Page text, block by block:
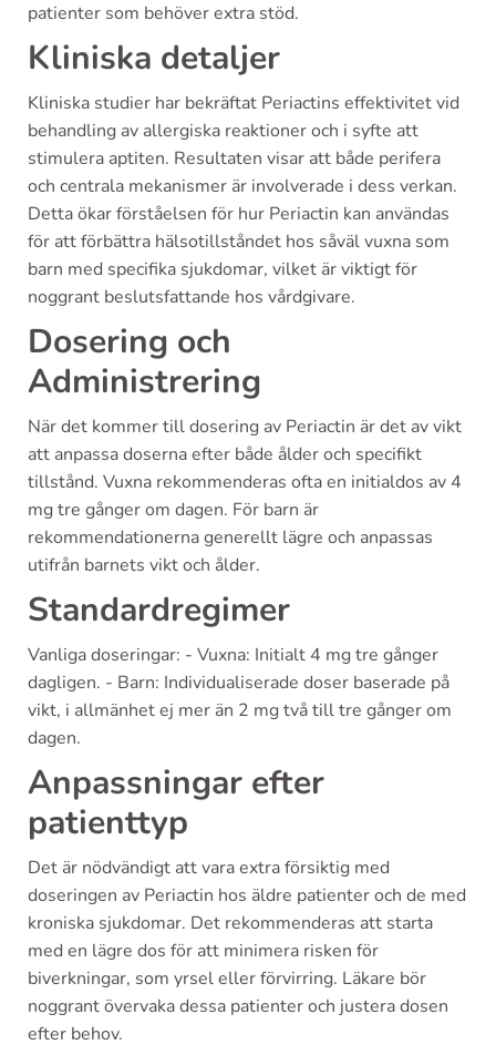
patienter som behöver extra stöd.
Kliniska detaljer
Kliniska studier har bekräftat Periactins effektivitet vid
behandling av allergiska reaktioner och i syfte att
stimulera aptiten. Resultaten visar att både perifera
och centrala mekanismer är involverade i dess verkan.
Detta ökar förståelsen för hur Periactin kan användas
för att förbättra hälsotillståndet hos såväl vuxna som
barn med specifika sjukdomar, vilket är viktigt för
noggrant beslutsfattande hos vårdgivare.
Dosering och
Administrering
När det kommer till dosering av Periactin är det av vikt
att anpassa doserna efter både ålder och specifikt
tillstånd. Vuxna rekommenderas ofta en initialdos av 4
mg tre gånger om dagen. För barn är
rekommendationerna generellt lägre och anpassas
utifrån barnets vikt och ålder.
Standardregimer
Vanliga doseringar: - Vuxna: Initialt 4 mg tre gånger
dagligen. - Barn: Individualiserade doser baserade på
vikt, i allmänhet ej mer än 2 mg två till tre gånger om
dagen.
Anpassningar efter
patienttyp
Det är nödvändigt att vara extra försiktig med
doseringen av Periactin hos äldre patienter och de med
kroniska sjukdomar. Det rekommenderas att starta
med en lägre dos för att minimera risken för
biverkningar, som yrsel eller förvirring. Läkare bör
noggrant övervaka dessa patienter och justera dosen
efter behov.